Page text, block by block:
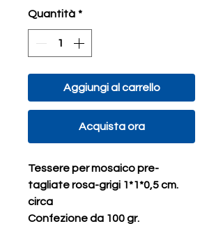
Quantità *
Aggiungi al carrello
Acquista ora
Tessere per mosaico pre-
tagliate rosa-grigi 1*1*0,5 cm.
circa
Confezione da 100 gr.